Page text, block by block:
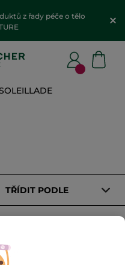
z řady péče o tělo
TŘÍDIT PODLE